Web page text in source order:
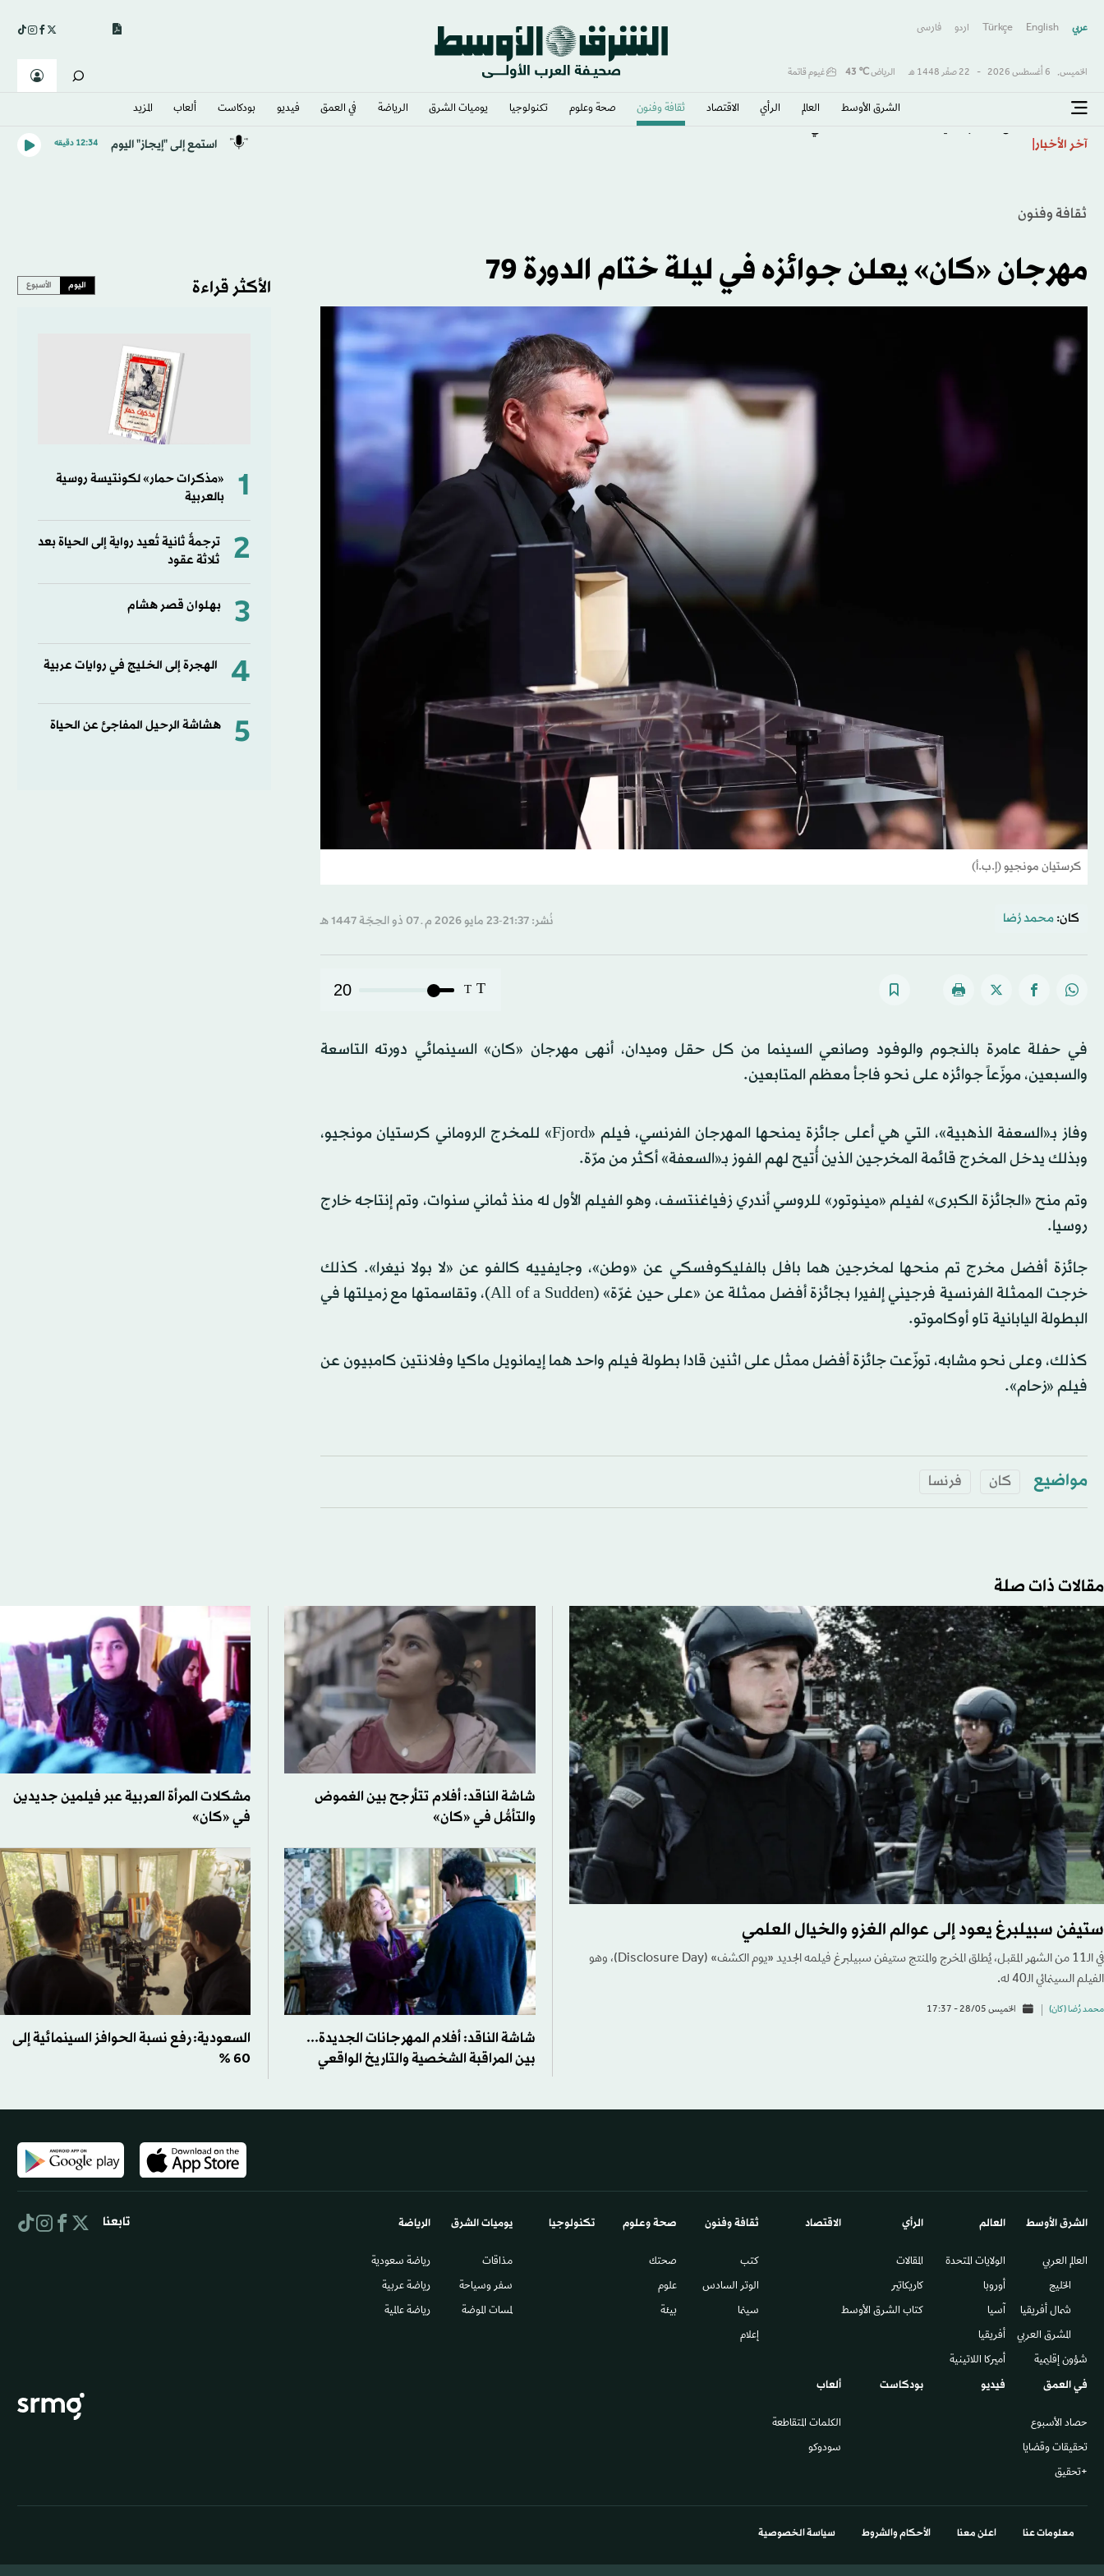
عربي English
Türkçe اردو فارسى
الخميس, 6 أغسطس 2026 - 22 صفَر 1448 هـ الرياض℃
43 غيوم قاتمة
الشرق الأوسط​ العالم الرأي الاقتصاد ثقافة وفنون صحة وعلوم تكنولوجيا يوميات الشرق​ الرياضة في العمق فيديو بودكاست ألعاب المزيد
آخر الأخبار استمع إلى "إيجاز" اليوم 12:34 دقيقه
ثقافة وفنون
مهرجان «كان» يعلن جوائزه في ليلة ختام الدورة 79
كرستيان مونجيو (إ.ب.أ)
كان: محمد رُضا نُشر: 21:37-23 مايو 2026 م ـ 07 ذو الحِجّة 1447 هـ
T
T
20
في حفلة عامرة بالنجوم والوفود وصانعي السينما من كل حقل وميدان، أنهى مهرجان «كان» السينمائي دورته التاسعة
والسبعين، موزّعاً جوائزه على نحو فاجأ معظم المتابعين.
وفاز بـ«السعفة الذهبية»، التي هي أعلى جائزة يمنحها المهرجان الفرنسي، فيلم «Fjord» للمخرج الروماني كرستيان مونجيو،
وبذلك يدخل المخرج قائمة المخرجين الذين أُتيح لهم الفوز بـ«السعفة» أكثر من مرّة.
وتم منح «الجائزة الكبرى» لفيلم «مينوتور» للروسي أندري زفياغنتسف، وهو الفيلم الأول له منذ ثماني سنوات، وتم إنتاجه خارج
روسيا.
جائزة أفضل مخرج تم منحها لمخرجين هما بافل بالفليكوفسكي عن «وطن»، وجايفييه كالفو عن «لا بولا نيغرا». كذلك
خرجت الممثلة الفرنسية فرجيني إلفيرا بجائزة أفضل ممثلة عن «على حين غرّة» (All of a Sudden)، وتقاسمتها مع زميلتها في
البطولة اليابانية تاو أوكاموتو.
كذلك، وعلى نحو مشابه، توزّعت جائزة أفضل ممثل على اثنين قادا بطولة فيلم واحد هما إيمانويل ماكيا وفلانتين كامبيون عن
فيلم «زحام».
مواضيع كان فرنسا
الأكثر قراءة اليوم الأسبوع
1
«مذكرات حمار» لكونتيسة روسية
بالعربية
2
ترجمةٌ ثانية تُعيد رواية إلى الحياة بعد
ثلاثة عقود
3 بهلوان قصر هشام
4 الهجرة إلى الخليج في روايات عربية
5 هشاشة الرحيل المفاجئ عن الحياة
مقالات ذات صلة
ستيفن سبيلبرغ يعود إلى عوالم الغزو والخيال العلمي
في الـ11 من الشهر المقبل، يُطلق المخرج والمنتج ستيفن سبيلبرغ فيلمه الجديد «يوم الكشف» (Disclosure Day)، وهو
الفيلم السينمائي الـ40 له.
محمد رُضا (كان) الخميس 28/05 - 17:37
شاشة الناقد: أفلام تتأرجح بين الغموض
والتأمُّل في «كان»
مشكلات المرأة العربية عبر فيلمين جديدين
في «كان»
شاشة الناقد: أفلام المهرجانات الجديدة...
بين المراقبة الشخصية والتاريخ الواقعي
السعودية: رفع نسبة الحوافز السينمائية إلى
60 %
الشرق الأوسط​
العالم العربي
الخليج
شمال أفريقيا
المشرق العربي
شؤون إقليمية
العالم
الولايات المتحدة
أوروبا
آسيا
أفريقيا
أميركا اللاتينية
الرأي
المقالات
كاريكاتير
كتاب الشرق الأوسط
الاقتصاد ثقافة وفنون
كتب
الوتر السادس​
سينما
إعلام
صحة وعلوم
صحتك
علوم
بيئة
تكنولوجيا يوميات الشرق​
مذاقات
سفر وسياحة
لمسات الموضة
الرياضة
رياضة سعودية
رياضة عربية
رياضة عالمية
في العمق
حصاد الأسبوع
تحقيقات وقضايا
+تحقيق
فيديو بودكاست ألعاب
الكلمات المتقاطعة
سودوكو
تابعنا
معلومات عنا اعلن معنا الأحكام والشروط سياسة الخصوصية